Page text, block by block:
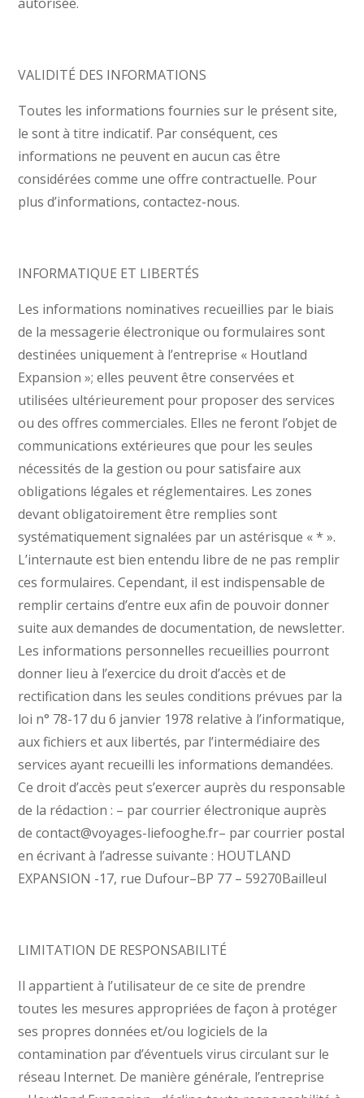
VALIDITÉ DES INFORMATIONS
Toutes les informations fournies sur le présent site,
le sont à titre indicatif. Par conséquent, ces
informations ne peuvent en aucun cas être
considérées comme une offre contractuelle. Pour
plus d’informations, contactez-nous.
INFORMATIQUE ET LIBERTÉS
Les informations nominatives recueillies par le biais
de la messagerie électronique ou formulaires sont
destinées uniquement à l’entreprise « Houtland
Expansion »; elles peuvent être conservées et
utilisées ultérieurement pour proposer des services
ou des offres commerciales. Elles ne feront l’objet de
communications extérieures que pour les seules
nécessités de la gestion ou pour satisfaire aux
obligations légales et réglementaires. Les zones
devant obligatoirement être remplies sont
systématiquement signalées par un astérisque « * ».
L’internaute est bien entendu libre de ne pas remplir
ces formulaires. Cependant, il est indispensable de
remplir certains d’entre eux afin de pouvoir donner
suite aux demandes de documentation, de newsletter.
Les informations personnelles recueillies pourront
donner lieu à l’exercice du droit d’accès et de
rectification dans les seules conditions prévues par la
loi n° 78-17 du 6 janvier 1978 relative à l’informatique,
aux fichiers et aux libertés, par l’intermédiaire des
services ayant recueilli les informations demandées.
Ce droit d’accès peut s’exercer auprès du responsable
de la rédaction : – par courrier électronique auprès
de contact@voyages-liefooghe.fr– par courrier postal
en écrivant à l’adresse suivante : HOUTLAND
EXPANSION -17, rue Dufour–BP 77 – 59270Bailleul
LIMITATION DE RESPONSABILITÉ
Il appartient à l’utilisateur de ce site de prendre
toutes les mesures appropriées de façon à protéger
ses propres données et/ou logiciels de la
contamination par d’éventuels virus circulant sur le
réseau Internet. De manière générale, l’entreprise